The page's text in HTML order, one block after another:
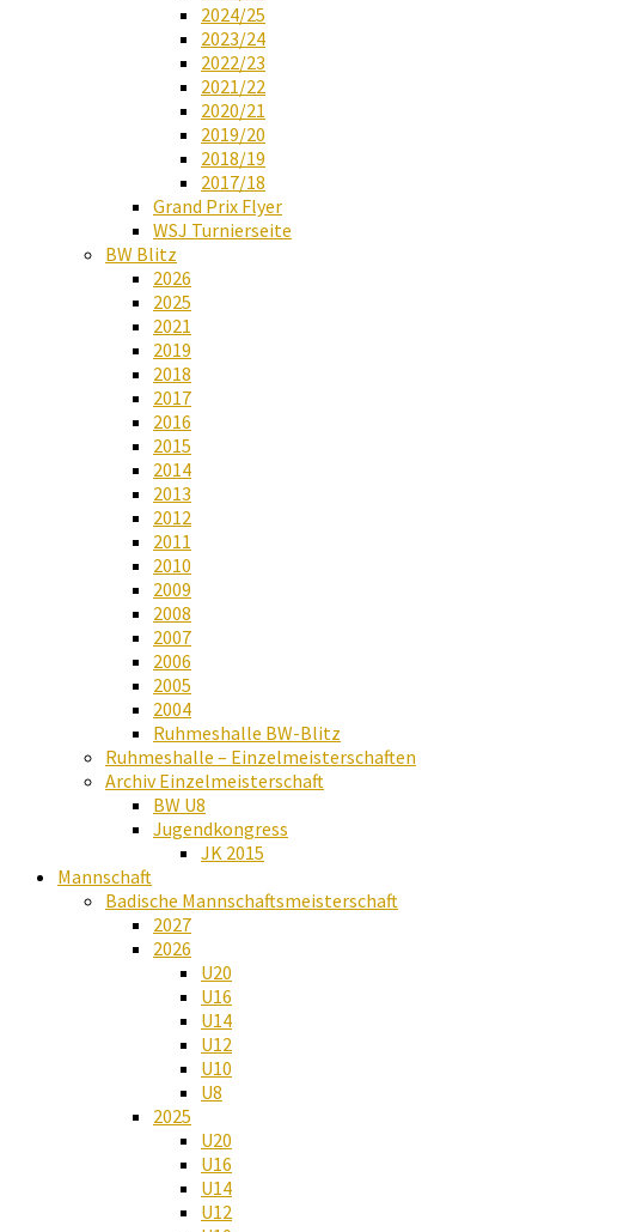
2024/25
2023/24
2022/23
2021/22
2020/21
2019/20
2018/19
2017/18
Grand Prix Flyer
WSJ Turnierseite
BW Blitz
2026
2025
2021
2019
2018
2017
2016
2015
2014
2013
2012
2011
2010
2009
2008
2007
2006
2005
2004
Ruhmeshalle BW-Blitz
Ruhmeshalle – Einzelmeisterschaften
Archiv Einzelmeisterschaft
BW U8
Jugendkongress
JK 2015
Mannschaft
Badische Mannschaftsmeisterschaft
2027
2026
U20
U16
U14
U12
U10
U8
2025
U20
U16
U14
U12